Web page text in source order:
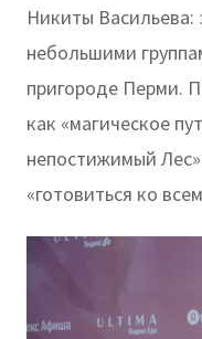
Никиты Васильева:
небольшими
пригороде Перми.
как «магическое
непостижимый
«готовиться ко